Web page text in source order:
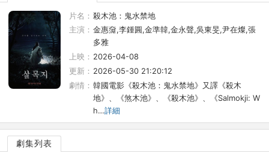
片名： 殺木池：鬼水禁地
主演： 金惠奫,李鍾圓,金準韓,金永聲,吳東旻,尹在燦,張
多雅
上映： 2026-04-08
更新： 2026-05-30 21:20:12
劇情： 韓國電影《殺木池：鬼水禁地》又譯《殺木
地》、《煞木池》、《殺木池》、《Salmokji: W
h…詳細
劇集列表